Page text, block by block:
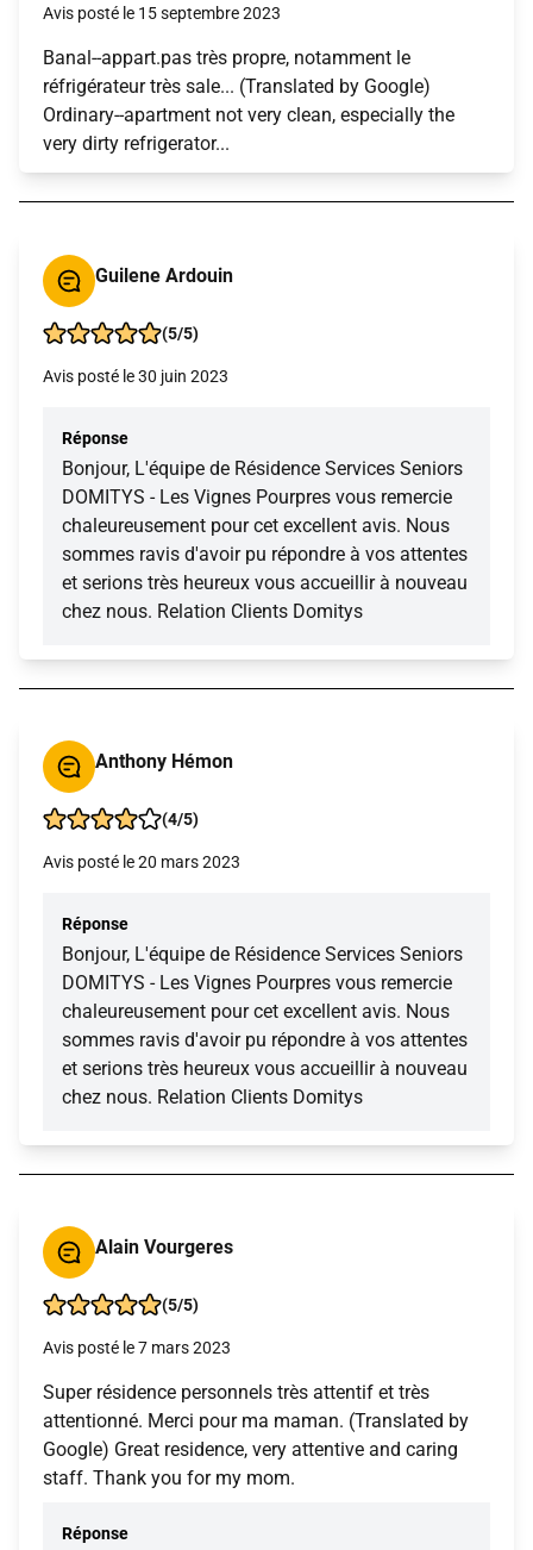
Avis posté le 15 septembre 2023
Banal--appart.pas très propre, notamment le
réfrigérateur très sale... (Translated by Google)
Ordinary--apartment not very clean, especially the
very dirty refrigerator...
Guilene Ardouin
(5/5)
Avis posté le 30 juin 2023
Réponse
Bonjour, L'équipe de Résidence Services Seniors
DOMITYS - Les Vignes Pourpres vous remercie
chaleureusement pour cet excellent avis. Nous
sommes ravis d'avoir pu répondre à vos attentes
et serions très heureux vous accueillir à nouveau
chez nous. Relation Clients Domitys
Anthony Hémon
(4/5)
Avis posté le 20 mars 2023
Réponse
Bonjour, L'équipe de Résidence Services Seniors
DOMITYS - Les Vignes Pourpres vous remercie
chaleureusement pour cet excellent avis. Nous
sommes ravis d'avoir pu répondre à vos attentes
et serions très heureux vous accueillir à nouveau
chez nous. Relation Clients Domitys
Alain Vourgeres
(5/5)
Avis posté le 7 mars 2023
Super résidence personnels très attentif et très
attentionné. Merci pour ma maman. (Translated by
Google) Great residence, very attentive and caring
staff. Thank you for my mom.
Réponse